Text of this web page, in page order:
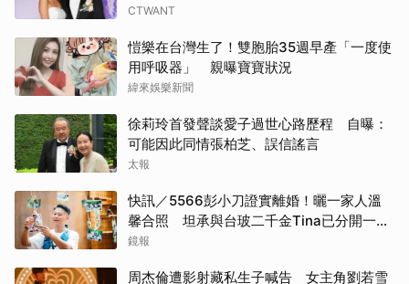
CTWANT
愷樂在台灣生了！雙胞胎35週早產「一度使
用呼吸器」 親曝寶寶狀況
緯來娛樂新聞
徐莉玲首發聲談愛子過世心路歷程 自曝：
可能因此同情張柏芝、誤信謠言
太報
快訊／5566彭小刀證實離婚！曬一家人溫
馨合照 坦承與台玻二千金Tina已分開一段
時間
鏡報
周杰倫遭影射藏私生子喊告 女主角劉若雪